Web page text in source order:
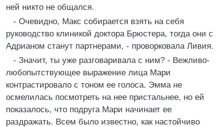
ней никто не общался.
- Очевидно, Макс собирается взять на себя
руководство клиникой доктора Брюстера, тогда они с
Адрианом станут партнерами, - проворковала Ливия.
- Значит, ты уже разговаривала с ним? - Вежливо-
любопытствующее выражение лица Мари
контрастировало с тоном ее голоса. Эмма не
осмелилась посмотреть на нее пристальнее, но ей
показалось, что подруга Мари начинает ее
раздражать. Всем было известно, как настойчиво